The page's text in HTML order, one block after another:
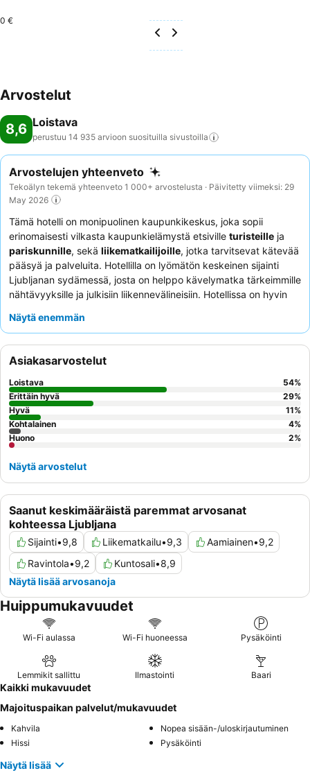
0 €
Arvostelut
8,6 Loistava
perustuu 14 935 arvioon suosituilla sivustoilla
Arvostelujen yhteenveto
Tekoälyn tekemä yhteenveto 1 000+ arvostelusta · Päivitetty viimeksi: 29
May 2026
Tämä hotelli on monipuolinen kaupunkikeskus, joka sopii
erinomaisesti vilkasta kaupunkielämystä etsiville turisteille ja
pariskunnille, sekä liikematkailijoille, jotka tarvitsevat kätevää
pääsyä ja palveluita. Hotellilla on lyömätön keskeinen sijainti
Ljubljanan sydämessä, josta on helppo kävelymatka tärkeimmille
nähtävyyksille ja julkisiin liikennevälineisiin. Hotellissa on hyvin
sauna ja turkkilainen höyrysauna, jotka sopivat täydellisesti
jälkeen. Vieraat kehuvat jatkuvasti henkilökunnan
poikkeuksellista huomaavaisuutta ja erittäin arvostettua
aamiaisbuffettia
, joka tarjoaa laajan ja monipuolisen valikoiman.
Todella henkilökohtaista majoitusta varten vieraat voivat
hyödyntää huoneissa tarjolla olevaa
Näytä enemmän
Saanut keskimääräistä paremmat arvosanat
kohteessa Ljubljana
Sijainti•9,8 Liikematkailu•9,3 Aamiainen•9,2
Ravintola•9,2 Kuntosali•8,9
Näytä lisää arvosanoja
Asiakasarvostelut
Loistava 54%
Erittäin hyvä
29%
Hyvä
11%
Kohtalainen
4%
Huono
2%
Näytä arvostelut
Huippumukavuudet
Wi-Fi aulassa Wi-Fi huoneessa Pysäköinti
Lemmikit sallittu Ilmastointi Baari
Kaikki mukavuudet
Majoituspaikan palvelut/mukavuudet
Kahvila
Nopea sisään-/uloskirjautuminen
Hissi
Pysäköinti
Näytä lisää